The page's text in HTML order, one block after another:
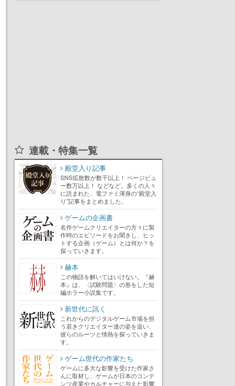
連載・特集一覧
殿堂入り記事
SNS拡散数が数千以上！ ページビュ
ー数万以上！ などなど。多くの人々
に読まれた、電ファミ渾身の“殿堂入
り”記事をまとめました。
ゲームの企画書
名作ゲームクリエイターの方々に製
作時のエピソードをお聞きし、ヒッ
トする企画（ゲーム）とは何か？を
探っていきます。
赫本
この物語を解いてはいけない。『赫
本』は、〈試験問題〉の形をした短
編ホラー小説集です。
新世代に訊く
これからのデジタルゲーム市場を担
う若きクリエイター達の姿を追い、
彼らのルーツと情熱を探っていきま
す。
ゲーム世代の作家たち
ゲームに多大な影響を受けた作家さ
んに取材し、ゲームが日本のコンテ
ンツ産業やカルチャーに与えた影響